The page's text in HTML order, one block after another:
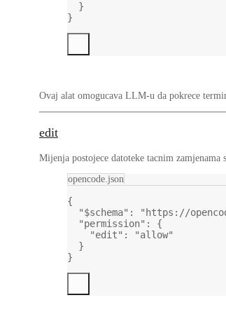
}
}
Ovaj alat omogucava LLM-u da pokrece
edit
Mijenja postojece datoteke tacnim zamjenama
opencode.json
{
"$schema" : "https://
"permission" : {
"edit" :
"allow"
}
}